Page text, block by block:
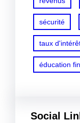
sécurité
taux
éducation
Social